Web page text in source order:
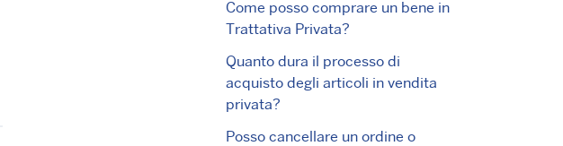
Come posso comprare un bene in
Trattativa Privata?
Quanto dura il processo di
acquisto degli articoli in vendita
privata?
Posso cancellare un ordine o